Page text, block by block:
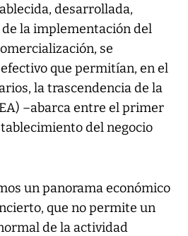
desarrollada,
la implementación del
se
que permitían, en el
la trascendencia de la
–abarca entre el primer
del negocio
un panorama económico
que no permite un
de la actividad